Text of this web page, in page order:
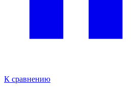
К сравнению